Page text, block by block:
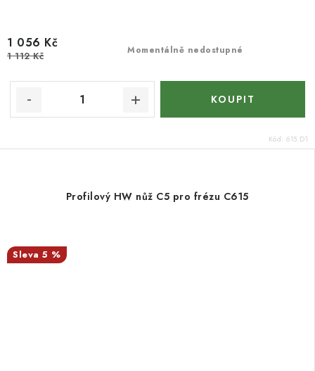
Momentálně nedostupné
1 056 Kč
1 112 Kč
Kód: 615.D1
Profilový HW nůž C5 pro frézu C615
5 %